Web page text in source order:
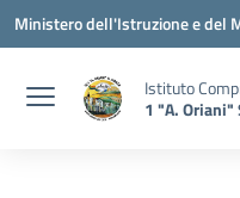
Vai ai contenuti
Vai al menu di navigazione
Vai al footer
Ministero dell'Istruzione e del
Istituto
1 "A. Oriani"